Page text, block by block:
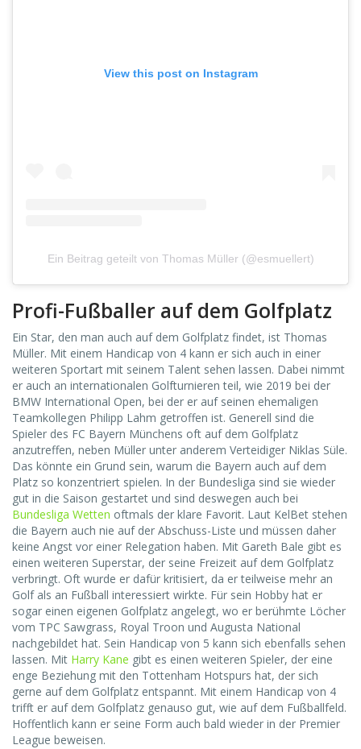
View this post on Instagram
Ein Beitrag geteilt von Thomas Müller (@esmuellert)
Profi-Fußballer auf dem Golfplatz
Ein Star, den man auch auf dem Golfplatz findet, ist Thomas
Müller. Mit einem Handicap von 4 kann er sich auch in einer
weiteren Sportart mit seinem Talent sehen lassen. Dabei nimmt
er auch an internationalen Golfturnieren teil, wie 2019 bei der
BMW International Open, bei der er auf seinen ehemaligen
Teamkollegen Philipp Lahm getroffen ist. Generell sind die
Spieler des FC Bayern Münchens oft auf dem Golfplatz
anzutreffen, neben Müller unter anderem Verteidiger Niklas Süle.
Das könnte ein Grund sein, warum die Bayern auch auf dem
Platz so konzentriert spielen. In der Bundesliga sind sie wieder
gut in die Saison gestartet und sind deswegen auch bei
Bundesliga Wetten oftmals der klare Favorit. Laut KelBet stehen
die Bayern auch nie auf der Abschuss-Liste und müssen daher
keine Angst vor einer Relegation haben. Mit Gareth Bale gibt es
einen weiteren Superstar, der seine Freizeit auf dem Golfplatz
verbringt. Oft wurde er dafür kritisiert, da er teilweise mehr an
Golf als an Fußball interessiert wirkte. Für sein Hobby hat er
sogar einen eigenen Golfplatz angelegt, wo er berühmte Löcher
vom TPC Sawgrass, Royal Troon und Augusta National
nachgebildet hat. Sein Handicap von 5 kann sich ebenfalls sehen
lassen. Mit Harry Kane gibt es einen weiteren Spieler, der eine
enge Beziehung mit den Tottenham Hotspurs hat, der sich
gerne auf dem Golfplatz entspannt. Mit einem Handicap von 4
trifft er auf dem Golfplatz genauso gut, wie auf dem Fußballfeld.
Hoffentlich kann er seine Form auch bald wieder in der Premier
League beweisen.